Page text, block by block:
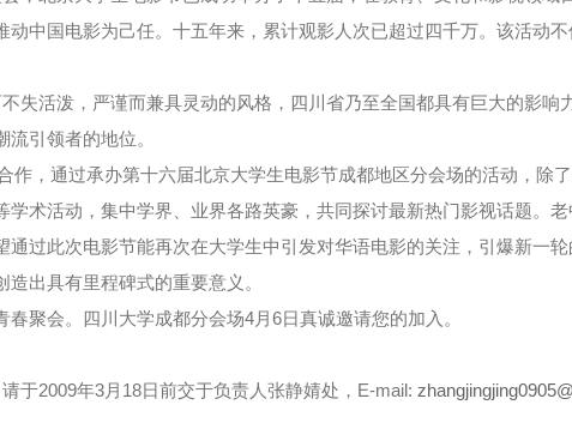
中国电影为己任。十五年来，累计观影人次已超过四千万。该活动
活泼，严谨而兼具灵动的风格，四川省乃至全国都具有巨大的影响
引领者的地位。
，通过承办第十六届北京大学生电影节成都地区分会场的活动，除
术活动，集中学界、业界各路英豪，共同探讨最新热门影视话题。
过此次电影节能再次在大学生中引发对华语电影的关注，引爆新一
出具有里程碑式的重要意义。
聚会。四川大学成都分会场4月6日真诚邀请您的加入。
于2009年3月18日前交于负责人张静婧处，E-mail: